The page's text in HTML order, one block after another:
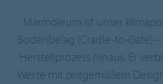
Marmoleum ist unser
Bodenbelag (Cradle-to-Gate)
Herstellprozess hinaus. Er
Werte mit zeitgemäßem